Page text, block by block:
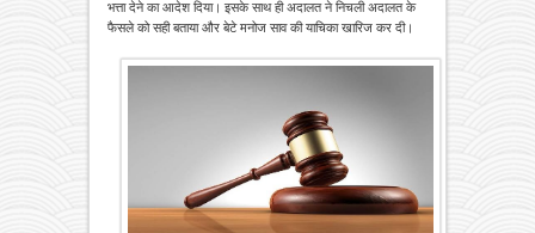
भत्ता देने का आदेश दिया। इसके साथ ही अदालत ने निचली अदालत के
फैसले को सही बताया और बेटे मनोज साव की याचिका खारिज कर दी।